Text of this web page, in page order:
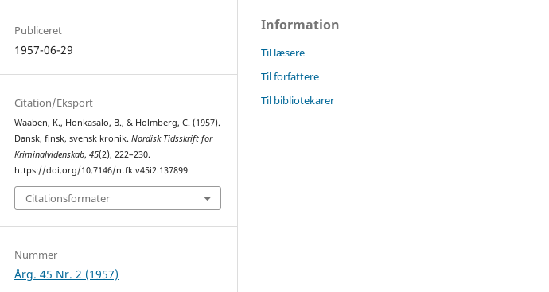
Publiceret
1957-06-29
Citation/Eksport
Waaben, K., Honkasalo, B., & Holmberg, C. (1957).
Dansk, finsk, svensk kronik.Nordisk Tidsskrift for
Kriminalvidenskab,45(2), 222–230.
https://doi.org/10.7146/ntfk.v45i2.137899
Citationsformater
Nummer
Årg. 45 Nr. 2 (1957)
Information
Til læsere
Til forfattere
Til bibliotekarer